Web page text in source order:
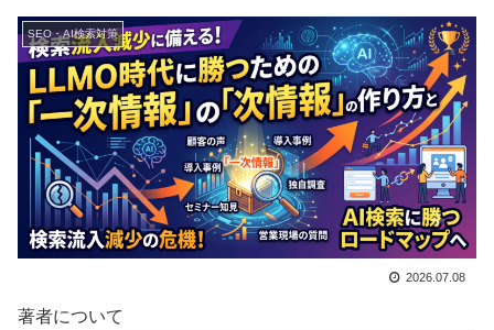
SEO・AI検索対策
2026.07.08
著者について